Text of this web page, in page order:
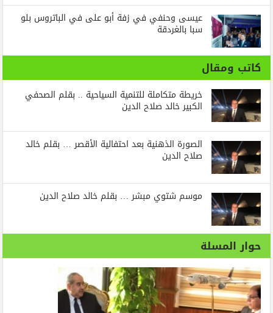
عيسى وحنفي في زفة أبو على في الباتروس بلو
سبا بالغردقة
كاتب ومقال
خريطة متكاملة للتنمية السياحية .. بقلم الصحفي
الكبير خالد صلاح الدين
الصورة الذهنية بعد احتفالية الأقصر … بقلم خالد
صلاح الدين
موسم شتوي مبشر … بقلم خالد صلاح الدين
حوار المسلة